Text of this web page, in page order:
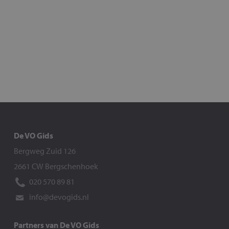
De VO Gids
Bergweg Zuid 126
2661 CW Bergschenhoek
020 570 89 81
info@devogids.nl
Partners van De VO Gids